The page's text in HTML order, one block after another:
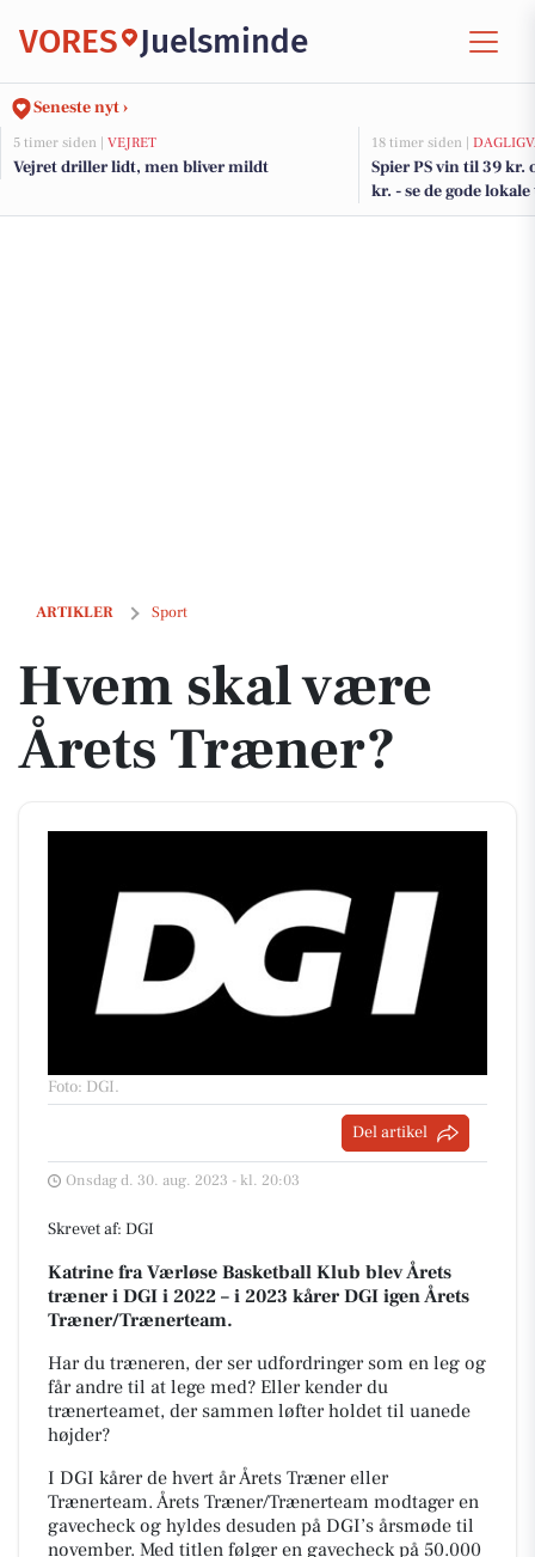
VORES Juelsminde
Seneste nyt ›
5 timer siden | VEJRET
Vejret driller lidt, men bliver mildt
18 timer siden |
Spier PS vin til 39 kr.
kr. - se de gode
ARTIKLER Sport
Hvem skal være Årets Træner?
Hvem skal være
Årets Træner?
Foto: DGI.
Del artikel
Onsdag d. 30. aug. 2023 - kl. 20:03
Skrevet af: DGI
Katrine fra Værløse Basketball Klub blev Årets
træner i DGI i 2022 – i 2023 kårer DGI igen Årets
Træner/Trænerteam.
Har du træneren, der ser udfordringer som en leg og
får andre til at lege med? Eller kender du
trænerteamet, der sammen løfter holdet til uanede
højder?
I DGI kårer de hvert år Årets Træner eller
Trænerteam. Årets Træner/Trænerteam modtager en
gavecheck og hyldes desuden på DGI’s årsmøde til
november. Med titlen følger en gavecheck på 50.000